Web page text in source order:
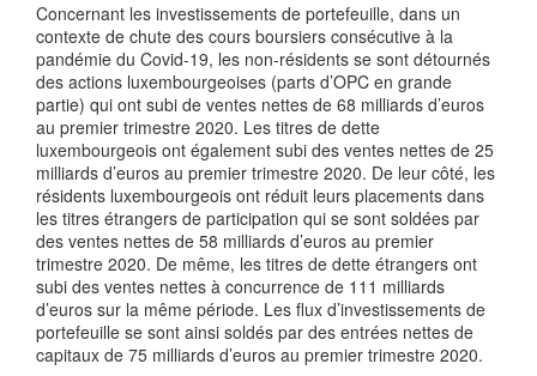
Concernant les investissements de portefeuille, dans un
contexte de chute des cours boursiers consécutive à la
pandémie du Covid-19, les non-résidents se sont détournés
des actions luxembourgeoises (parts d’OPC en grande
partie) qui ont subi de ventes nettes de 68 milliards d’euros
au premier trimestre 2020. Les titres de dette
luxembourgeois ont également subi des ventes nettes de 25
milliards d’euros au premier trimestre 2020. De leur côté, les
résidents luxembourgeois ont réduit leurs placements dans
les titres étrangers de participation qui se sont soldées par
des ventes nettes de 58 milliards d’euros au premier
trimestre 2020. De même, les titres de dette étrangers ont
subi des ventes nettes à concurrence de 111 milliards
d’euros sur la même période. Les flux d’investissements de
portefeuille se sont ainsi soldés par des entrées nettes de
capitaux de 75 milliards d’euros au premier trimestre 2020.